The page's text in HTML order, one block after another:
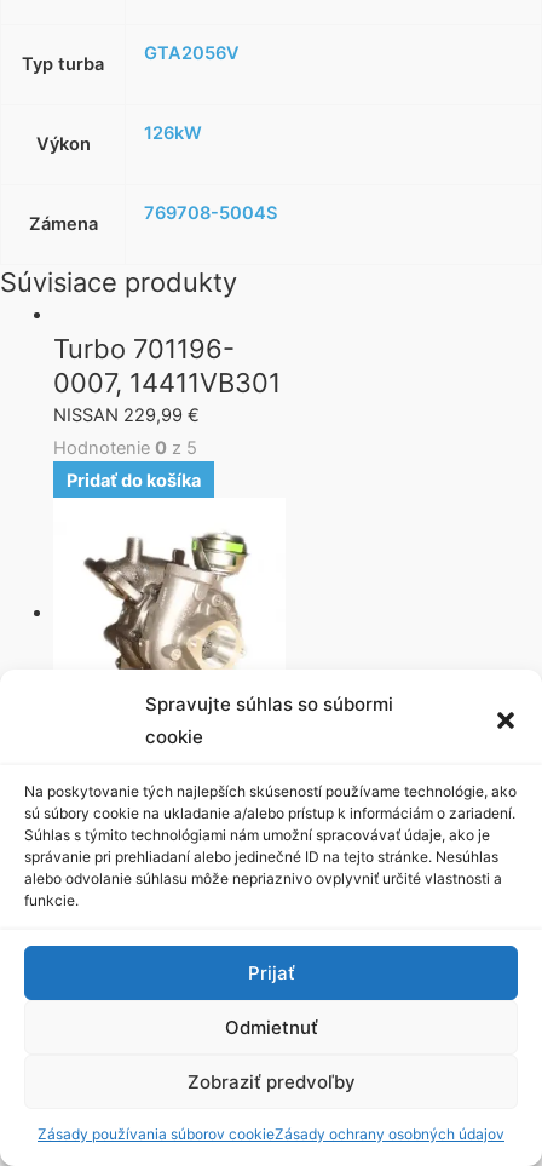
Spravujte súhlas so súbormi
cookie
Na poskytovanie tých najlepších skúseností používame technológie, ako
sú súbory cookie na ukladanie a/alebo prístup k informáciám o zariadení.
Súhlas s týmito technológiami nám umožní spracovávať údaje, ako je
správanie pri prehliadaní alebo jedinečné ID na tejto stránke. Nesúhlas
alebo odvolanie súhlasu môže nepriaznivo ovplyvniť určité vlastnosti a
funkcie.
Prijať
Odmietnuť
Zobraziť predvoľby
Zásady používania súborov cookieZásady ochrany osobných údajov
Typ turba GTA2056V
Výkon 126kW
Zámena 769708-5004S
Súvisiace produkty
Turbo 701196-
0007, 14411VB301
NISSAN 229,99 €
Hodnotenie 0z 5
Pridať do košíka
Turbo 767720-
0005, 14411EB71C
NISSAN229,99€
Hodnotenie0z 5
Pridať do košíka
Turbo 703605-
z 5